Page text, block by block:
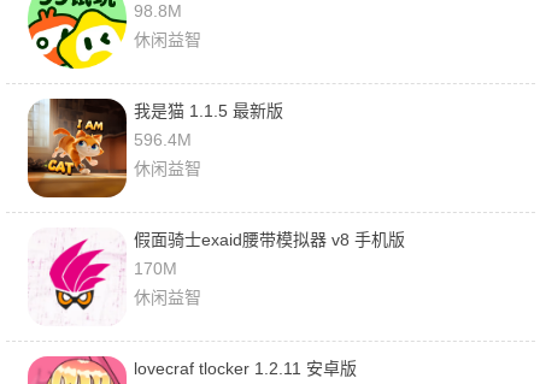
98.8M
休闲益智
我是猫 1.1.5 最新版
596.4M
休闲益智
假面骑士exaid腰带模拟器 v8 手机版
170M
休闲益智
lovecraf tlocker 1.2.11 安卓版